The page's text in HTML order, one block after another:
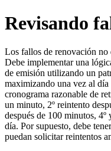
Revisando
Los fallos de renovación no
Debe implementar una
de emisión utilizando un
maximizando una vez al
cronograma razonable de
un minuto, 2º reintento
después de 100 minutos, 4º
día. Por supuesto, debe
puedan solicitar reintentos